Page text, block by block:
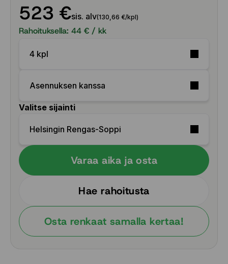
523 €sis. alv(130,66 €/kpl)
Rahoituksella: 44 € / kk
4 kpl
Asennuksen kanssa
Valitse sijainti
Helsingin Rengas-Soppi
Varaa aika ja osta
Hae rahoitusta
Osta renkaat samalla kertaa!